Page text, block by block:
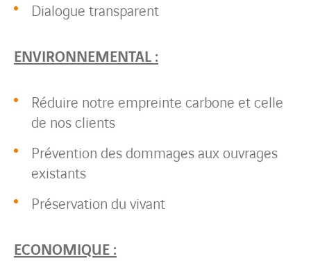
Dialogue transparent
ENVIRONNEMENTAL :
Réduire notre empreinte carbone et celle
de nos clients
Prévention des dommages aux ouvrages
existants
Préservation du vivant
ECONOMIQUE :